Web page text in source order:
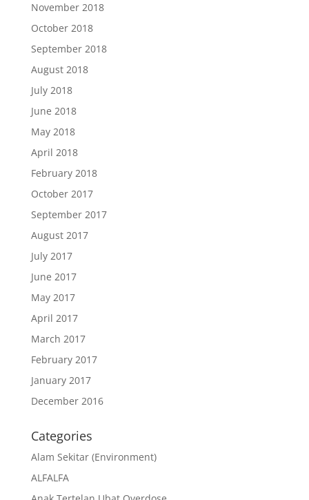
November 2018
October 2018
September 2018
August 2018
July 2018
June 2018
May 2018
April 2018
February 2018
October 2017
September 2017
August 2017
July 2017
June 2017
May 2017
April 2017
March 2017
February 2017
January 2017
December 2016
Categories
Alam Sekitar (Environment)
ALFALFA